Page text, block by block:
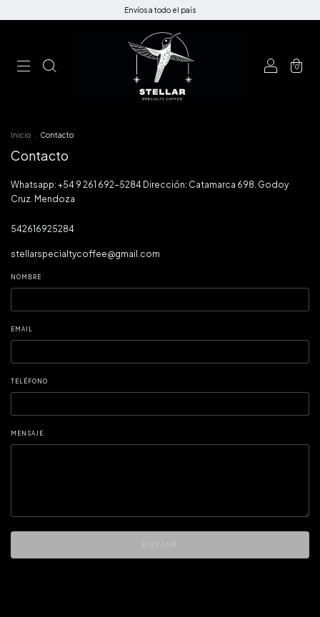
Envíos a todo el país
0
Inicio Contacto
Contacto
Whatsapp: +54 9 261 692-5284 Dirección: Catamarca 698. Godoy
Cruz. Mendoza
542616925284
stellarspecialtycoffee@gmail.com
NOMBRE
EMAIL
TELÉFONO
MENSAJE
ENVIAR